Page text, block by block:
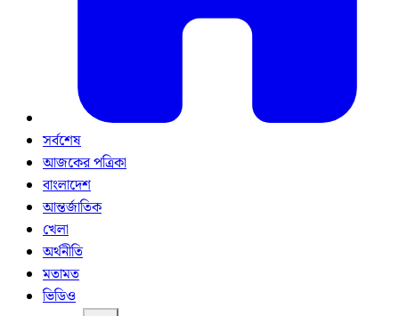
সর্বশেষ
আজকের পত্রিকা
বাংলাদেশ
আন্তর্জাতিক
খেলা
অর্থনীতি
মতামত
ভিডিও